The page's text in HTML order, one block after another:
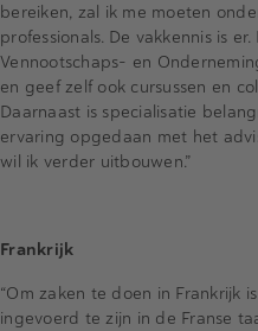
bereiken, zal ik me moeten
professionals. De vakkennis is
Vennootschaps- en
en geef zelf ook cursussen en
Daarnaast is specialisatie
ervaring opgedaan met het
wil ik verder uitbouwen.”
Frankrijk
“Om zaken te doen in Frankrijk
ingevoerd te zijn in de Franse